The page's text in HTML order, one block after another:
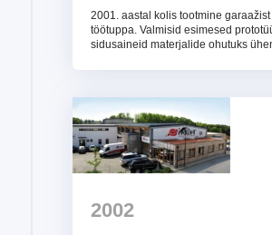
2001. aastal kolis tootmine
töötuppa. Valmisid esimesed
sidusaineid materjalide ohutuks
2002